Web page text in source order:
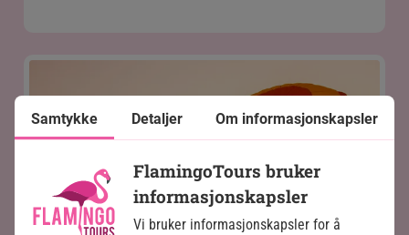
Samtykke Detaljer Om informasjonskapsler
FlamingoTours bruker
informasjonskapsler
Vi bruker informasjonskapsler for å